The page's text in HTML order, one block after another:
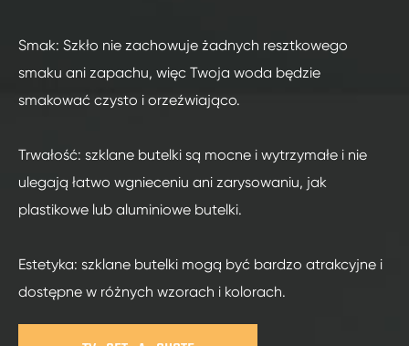
Smak: Szkło nie zachowuje żadnych resztkowego
smaku ani zapachu, więc Twoja woda będzie
smakować czysto i orzeźwiająco.
Trwałość: szklane butelki są mocne i wytrzymałe i nie
ulegają łatwo wgnieceniu ani zarysowaniu, jak
plastikowe lub aluminiowe butelki.
Estetyka: szklane butelki mogą być bardzo atrakcyjne i
dostępne w różnych wzorach i kolorach.